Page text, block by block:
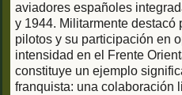
aviadores españoles
y 1944. Militarmente destacó
pilotos y su participación en
intensidad en el Frente
constituye un ejemplo
franquista: una colaboración